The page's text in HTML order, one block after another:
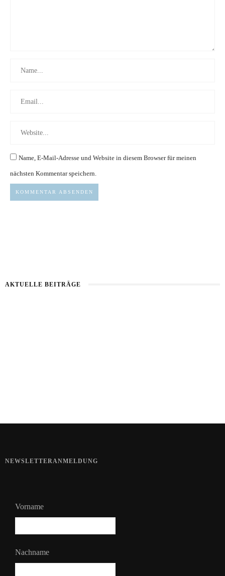
Name, E-Mail-Adresse und Website in diesem Browser für meinen
nächsten Kommentar speichern.
AKTUELLE BEITRÄGE
NEWSLETTERANMELDUNG
Vorname
Nachname